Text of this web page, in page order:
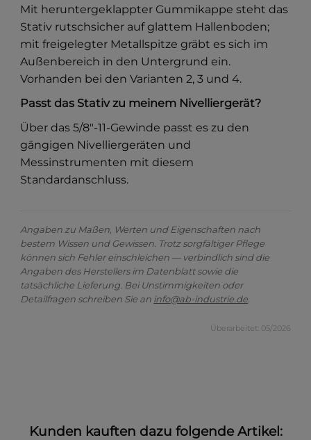
Mit heruntergeklappter Gummikappe steht das
Stativ rutschsicher auf glattem Hallenboden;
mit freigelegter Metallspitze gräbt es sich im
Außenbereich in den Untergrund ein.
Vorhanden bei den Varianten 2, 3 und 4.
Passt das Stativ zu meinem Nivelliergerät?
Über das 5/8″-11-Gewinde passt es zu den
gängigen Nivelliergeräten und
Messinstrumenten mit diesem
Standardanschluss.
Angaben zu Maßen, Werten und Eigenschaften nach
bestem Wissen und Gewissen. Trotz sorgfältiger Pflege
können sich Fehler einschleichen — verbindlich sind die
Angaben des Herstellers im Datenblatt sowie die
tatsächliche Lieferung. Bei Unstimmigkeiten oder
Detailfragen schreiben Sie an info@ab-industrie.de.
Überarbeitet: 05/2026
Kunden kauften dazu folgende Artikel: